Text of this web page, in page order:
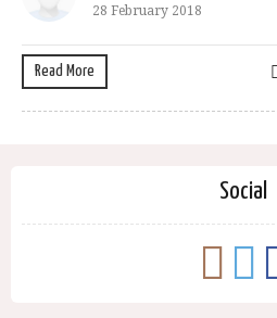
28 February 2018
Read More
Social